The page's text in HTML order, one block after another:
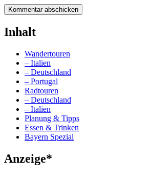
Inhalt
Wandertouren
– Italien
– Deutschland
– Portugal
Radtouren
– Deutschland
– Italien
Planung & Tipps
Essen & Trinken
Bayern Spezial
Anzeige*